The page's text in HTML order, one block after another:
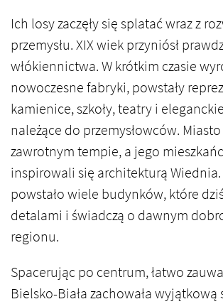
Ich losy zaczęły się splatać wraz z
przemysłu. XIX wiek przyniósł
włókiennictwa. W krótkim czasie
nowoczesne fabryki, powstały
kamienice, szkoły, teatry i
należące do przemysłowców.
zawrotnym tempie, a jego
inspirowali się architekturą Wiednia.
powstało wiele budynków, które
detalami i świadczą o dawnym
regionu.
Spacerując po centrum, łatwo
Bielsko-Biała zachowała